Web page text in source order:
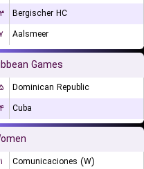
Bergischer HC
Aalsmeer
Games
Dominican Republic
Cuba
Comunicaciones (W)